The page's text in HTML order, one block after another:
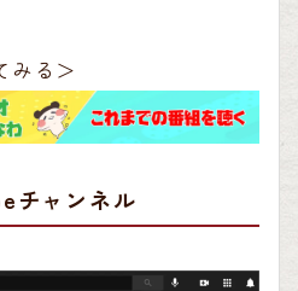
みる＞
チャンネル